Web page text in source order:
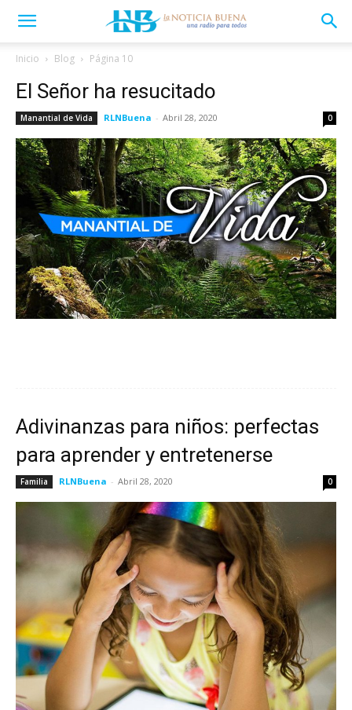
Inicio Blog Página 10
El Señor ha resucitado
Manantial de Vida RLNBuena - Abril 28, 2020 0
Adivinanzas para niños: perfectas
para aprender y entretenerse
Familia RLNBuena - Abril 28, 2020 0